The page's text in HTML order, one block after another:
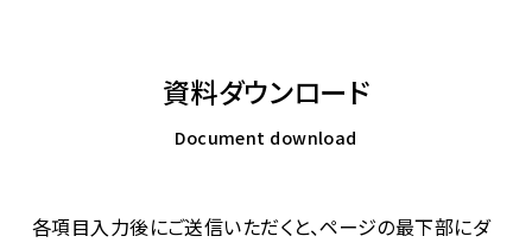
資料ダウンロード
Document download
各項目入力後にご送信いただくと、ページの最下部にダ